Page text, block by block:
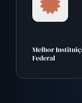
Melhor
Federal